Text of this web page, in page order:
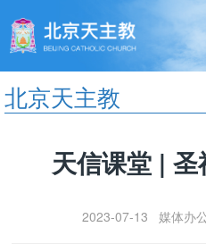
北京天主教
教区动态天信课堂 |
2023-07-13 媒体办